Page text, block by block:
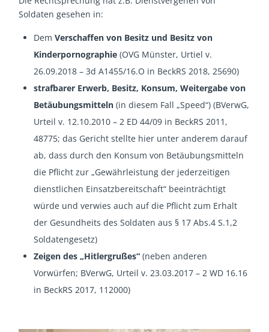
Soldaten gesehen in:
DemVerschaffen von Besitz und Besitz von
Kinderpornographie (OVG Münster, Urtiel v.
26.09.2018 – 3d A1455/16.O in BeckRS 2018, 25690)
strafbarer Erwerb, Besitz, Konsum, Weitergabe von
Betäubungsmitteln (in diesem Fall „Speed“) (BVerwG,
Urteil v. 12.10.2010 – 2 ED 44/09 in BeckRS 2011,
48775; das Gericht stellte hier unter anderem darauf
ab, dass durch den Konsum von Betäubungsmitteln
die Pflicht zur „Gewährleistung der jederzeitigen
dienstlichen Einsatzbereitschaft“ beeinträchtigt
würde und verwies auch auf die Pflicht zum Erhalt
der Gesundheits des Soldaten aus § 17 Abs.4 S.1,2
Soldatengesetz)
Zeigen des „Hitlergrußes“ (neben anderen
Vorwürfen; BVerwG, Urteil v. 23.03.2017 – 2 WD 16.16
in BeckRS 2017, 112000)